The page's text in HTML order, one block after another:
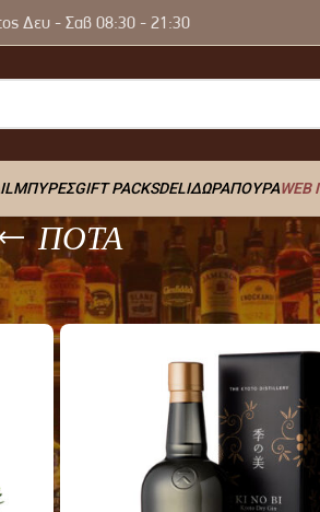
Δευ - Σαβ 08:30 - 21:30
ΜΠΥΡΕΣGIFT PACKSDELIΔΩΡΑΠΟΥΡΑ
ΠΟΤΑ